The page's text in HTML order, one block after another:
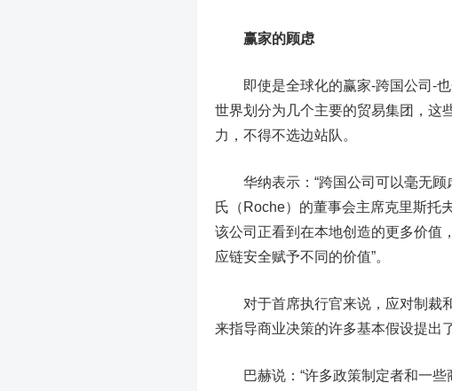
赢家的顾虑
即使是全球化的赢家-跨国公司-也
世界划分为几个主要的贸易集团，这
力，不得不选边站队。
华纳表示：“跨国公司可以毫无顾
氏（Roche）的董事会主席克里斯托
该公司正看到在本地创造的更多价值
应链安全赋予不同的价值”。
对于首席执行官来说，应对制裁和
来指导商业决策的许多基本假设提出
巴赫说：“许多政策制定者和一些